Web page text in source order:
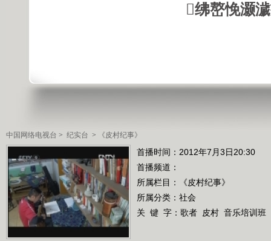
绋嶅悗灏
中国网络电视台 > 纪实台 > 《皮村纪事》
首播时间：2012年7月3日20:30
首播频道：
所属栏目：
《皮村纪事》
所属分类：社会
关 键 字： 歌者 皮村 音乐培训班